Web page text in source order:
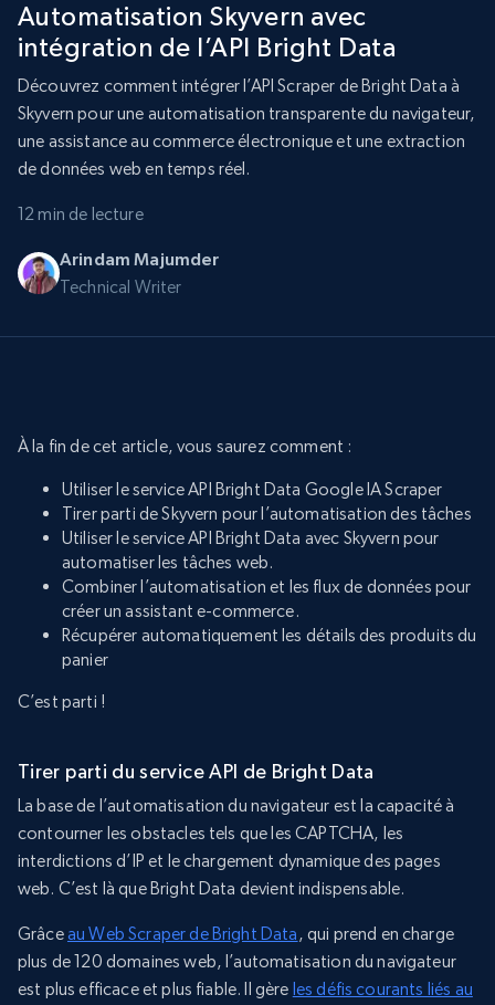
Automatisation Skyvern avec
intégration de l’API Bright Data
Découvrez comment intégrer l’API Scraper de Bright Data à
Skyvern pour une automatisation transparente du navigateur,
une assistance au commerce électronique et une extraction
de données web en temps réel.
12 min de lecture
Arindam Majumder
Technical Writer
À la fin de cet article, vous saurez comment :
Utiliser le service API Bright Data Google IA Scraper
Tirer parti de Skyvern pour l’automatisation des tâches
Utiliser le service API Bright Data avec Skyvern pour
automatiser les tâches web.
Combiner l’automatisation et les flux de données pour
créer un assistant e-commerce.
Récupérer automatiquement les détails des produits du
panier
C’est parti !
Tirer parti du service API de Bright Data
La base de l’automatisation du navigateur est la capacité à
contourner les obstacles tels que les CAPTCHA, les
interdictions d’IP et le chargement dynamique des pages
web. C’est là que Bright Data devient indispensable.
Grâceau Web Scraper de Bright Data, qui prend en charge
plus de 120 domaines web, l’automatisation du navigateur
est plus efficace et plus fiable. Il gère les défis courants liés au